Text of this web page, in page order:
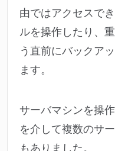
由ではアクセスで
ルを操作したり、
う直前にバックア
ます。
サーバマシンを操
を介して複数のサ
もありました。